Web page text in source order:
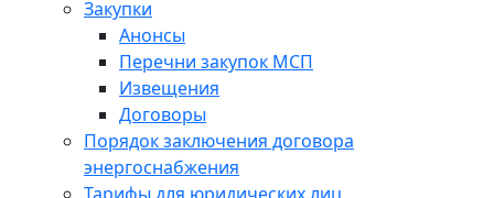
Закупки
Анонсы
Перечни закупок МСП
Извещения
Договоры
Порядок заключения договора
энергоснабжения